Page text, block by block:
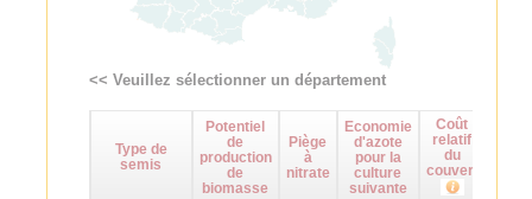
<< Veuillez sélectionner un département
Type de
semis
Potentiel
de
production
de
biomasse
Piège
à
nitrate
Economie
d'azote
pour la
culture
suivante
Coût
relatif
du
couvert